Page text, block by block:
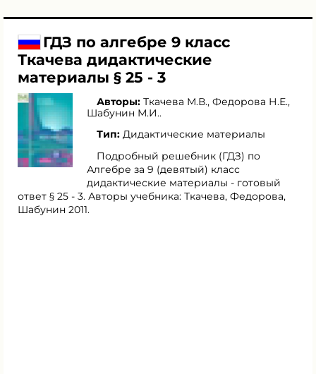
ГДЗ по алгебре 9 класс
Ткачева дидактические
материалы § 25 - 3
Авторы: Ткачева М.В., Федорова Н.Е.,
Шабунин М.И..
Тип: Дидактические материалы
Подробный решебник (ГДЗ) по
Алгебре за 9 (девятый) класс
дидактические материалы - готовый
ответ § 25 - 3. Авторы учебника: Ткачева, Федорова,
Шабунин 2011.